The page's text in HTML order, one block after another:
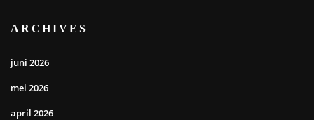
ARCHIVES
juni 2026
mei 2026
april 2026